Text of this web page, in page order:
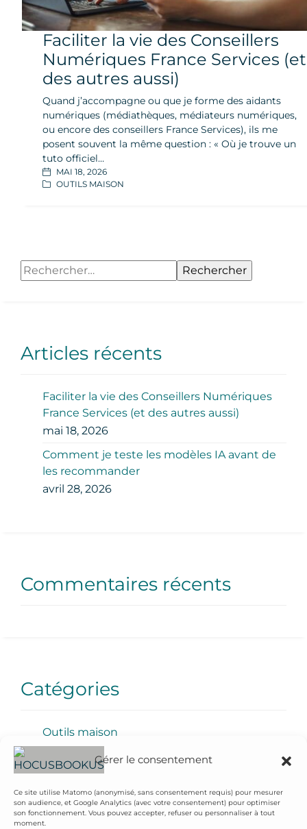
Gérer le consentement
Ce site utilise Matomo (anonymisé, sans consentement requis) pour mesurer
son audience, et Google Analytics (avec votre consentement) pour optimiser
son fonctionnement. Vous pouvez accepter, refuser ou personnaliser à tout
moment.
Faciliter la vie des Conseillers
Numériques France Services (et
des autres aussi)
Quand j’accompagne ou que je forme des aidants
numériques (médiathèques, médiateurs numériques,
ou encore des conseillers France Services), ils me
posent souvent la même question : « Où je trouve un
tuto officiel…
MAI 18, 2026
OUTILS MAISON
Rechercher :
Articles récents
Faciliter la vie des Conseillers Numériques
France Services (et des autres aussi)
mai 18, 2026
Comment je teste les modèles IA avant de
les recommander
avril 28, 2026
Commentaires récents
Catégories
Outils maison